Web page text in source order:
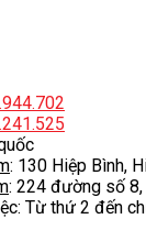
₫.
: 130 Hiệp Bình,
: 224 đường số
Từ thứ 2 đến